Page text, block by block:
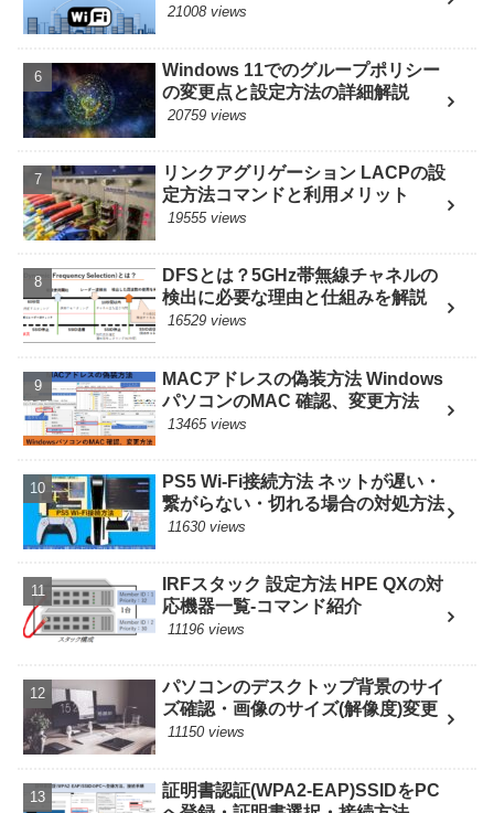
21008 views
Windows 11でのグループポリシー
の変更点と設定方法の詳細解説
20759 views
リンクアグリゲーション LACPの設
定方法コマンドと利用メリット
19555 views
DFSとは？5GHz帯無線チャネルの
検出に必要な理由と仕組みを解説
16529 views
MACアドレスの偽装方法 Windows
パソコンのMAC 確認、変更方法
13465 views
PS5 Wi-Fi接続方法 ネットが遅い・
繋がらない・切れる場合の対処方法
11630 views
IRFスタック 設定方法 HPE QXの対
応機器一覧-コマンド紹介
11196 views
パソコンのデスクトップ背景のサイ
ズ確認・画像のサイズ(解像度)変更
11150 views
証明書認証(WPA2-EAP)SSIDをPC